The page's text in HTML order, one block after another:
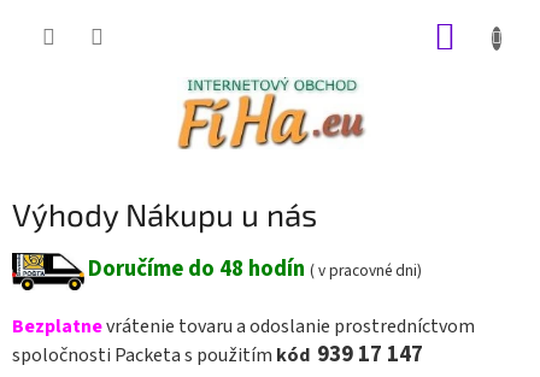
Výhody Nákupu u nás
Doručíme do 48 hodín ( v pracovné dni)
Bezplatnevrátenie tovaru a odoslanie prostredníctvom
spoločnosti Packeta s použitím kód 939 17 147